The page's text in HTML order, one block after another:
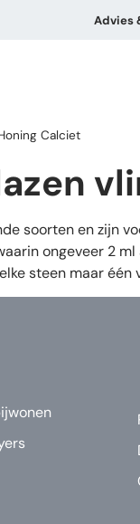
Advies
Calciet
soorten en zijn
ongeveer 2
steen maar één